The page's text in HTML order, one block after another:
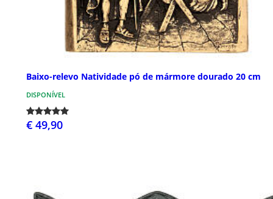
Baixo-relevo Natividade pó de mármore dourado 20 cm
DISPONÍVEL
€ 49,90